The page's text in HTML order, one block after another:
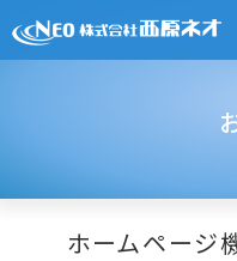
ホームページ